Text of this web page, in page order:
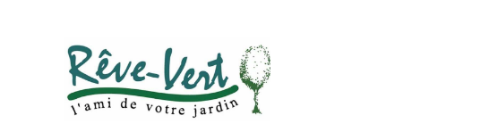
Skip
to
navigation
Skip
to
content